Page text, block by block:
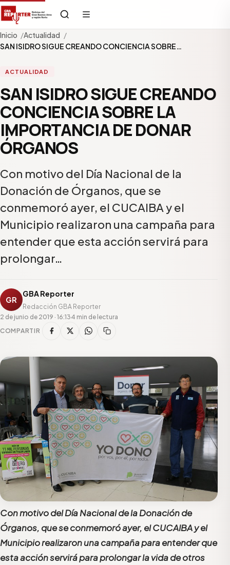
Inicio
Actualidad
SAN ISIDRO SIGUE CREANDO CONCIENCIA SOBRE…
ACTUALIDAD
SAN ISIDRO SIGUE CREANDO
CONCIENCIA SOBRE LA
IMPORTANCIA DE DONAR
ÓRGANOS
Con motivo del Día Nacional de la
Donación de Órganos, que se
conmemoró ayer, el CUCAIBA y el
Municipio realizaron una campaña para
entender que esta acción servirá para
prolongar…
GR
GBA Reporter
Redacción GBA Reporter
2 de junio de 2019 · 16:134 min de lectura
COMPARTIR
Con motivo del Día Nacional de la Donación de
Órganos, que se conmemoró ayer, el CUCAIBA y el
Municipio realizaron una campaña para entender que
esta acción servirá para prolongar la vida de otros